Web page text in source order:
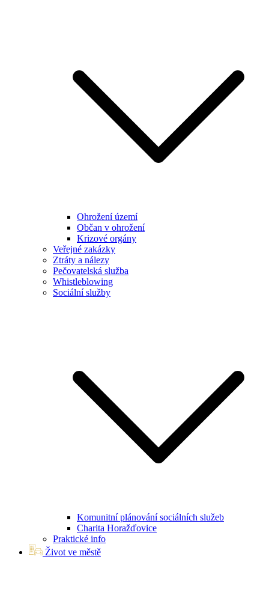
Ohrožení území
Občan v ohrožení
Krizové orgány
Veřejné zakázky
Ztráty a nálezy
Pečovatelská služba
Whistleblowing
Sociální služby
Komunitní plánování sociálních služeb
Charita Horažďovice
Praktické info
Život ve městě